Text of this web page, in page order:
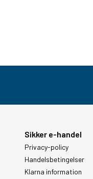
Sikker e-handel
Privacy-policy
Handelsbetingelser
Klarna information